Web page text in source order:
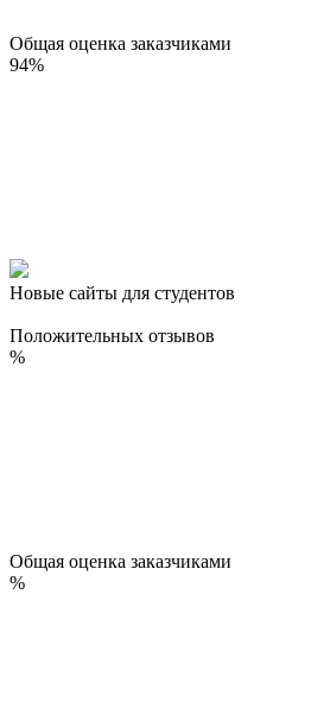
Общая оценка заказчиками
94%
Новые сайты для студентов
Положительных отзывов
%
Общая оценка заказчиками
%